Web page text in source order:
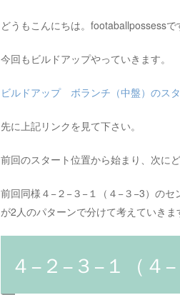
どうもこんにちは。footaballpossessで
今回もビルドアップやっていきます。
ビルドアップ ボランチ（中盤）のス
先に上記リンクを見て下さい。
前回のスタート位置から始まり、次に
前回同様４−２−３−１（４−３−3）の
が2人のパターンで分けて考えていきま
４−２−３−１（４